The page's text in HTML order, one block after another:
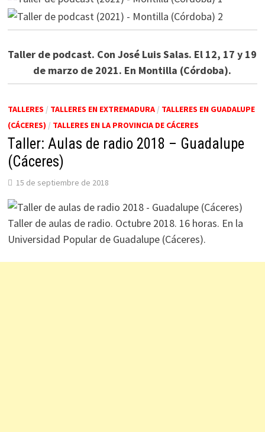
Taller de podcast. Con José Luis Salas. El 12, 17 y 19
de marzo de 2021. En Montilla (Córdoba).
TALLERES / TALLERES EN EXTREMADURA/ TALLERES EN GUADALUPE
(CÁCERES) / TALLERES EN LA PROVINCIA DE CÁCERES
Taller: Aulas de radio 2018 – Guadalupe
(Cáceres)
15 de septiembre de 2018
Taller de aulas de radio. Octubre 2018. 16 horas. En la
Universidad Popular de Guadalupe (Cáceres).